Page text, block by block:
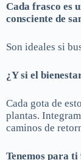
Cada frasco es
consciente de
Son ideales si
¿Y si el
Cada gota de
plantas.
caminos de
Tenemos para